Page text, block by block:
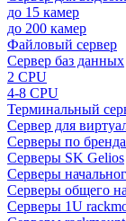
до 15 камер
до 200 камер
Файловый сервер
Сервер баз данных
2 CPU
4-8 CPU
Терминальный
Сервер для
Серверы по
Серверы SK Gelios
Серверы
Серверы общего
Серверы 1U